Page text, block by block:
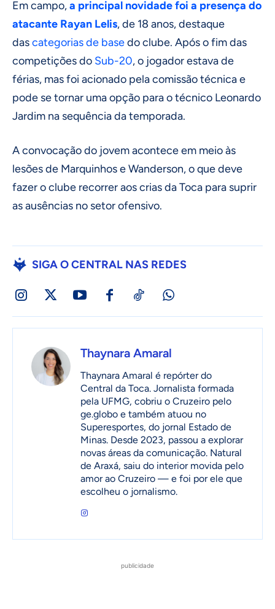
Em campo,a principal novidade foi a presença do
atacante Rayan Lelis, de 18 anos, destaque
dascategorias de basedo clube. Após o fim das
competições do Sub-20, o jogador estava de
férias, mas foi acionado pela comissão técnica e
pode se tornar uma opção para o técnico Leonardo
Jardim na sequência da temporada.
A convocação do jovem acontece em meio às
lesões de Marquinhos e Wanderson, o que deve
fazer o clube recorrer aos crias da Toca para suprir
as ausências no setor ofensivo.
SIGA O CENTRAL NAS REDES
Thaynara Amaral
Thaynara Amaral é repórter do
Central da Toca. Jornalista formada
pela UFMG, cobriu o Cruzeiro pelo
ge.globo e também atuou no
Superesportes, do jornal Estado de
Minas. Desde 2023, passou a explorar
novas áreas da comunicação. Natural
de Araxá, saiu do interior movida pelo
amor ao Cruzeiro — e foi por ele que
escolheu o jornalismo.
publicidade